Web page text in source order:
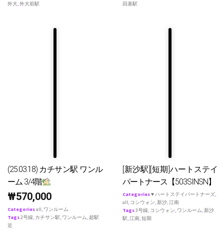
外大,外大前駅
回基駅
(25.03.18) カチサン駅 ワンル
ーム 3/4階
₩570,000
Categoriesall, ワンルーム
Tags2号線, カチサン駅, ワンルーム, 超駅
近
[新沙駅][短期]ハートステイ
パートナース【503SINSN】
Categories♥ ハートステイパートナーズ,
all, コシウォン,新沙,江南
Tags3号線, コシウォン, ワンルーム,新沙
駅,江南,短期